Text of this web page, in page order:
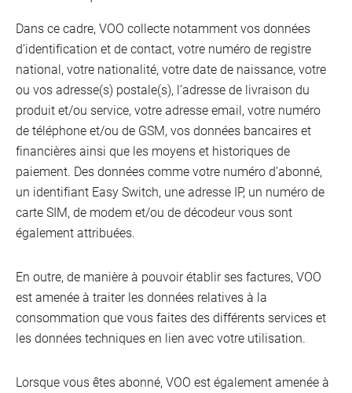
Dans ce cadre, VOO collecte notamment vos données
d’identification et de contact, votre numéro de registre
national, votre nationalité, votre date de naissance, votre
ou vos adresse(s) postale(s), l’adresse de livraison du
produit et/ou service, votre adresse email, votre numéro
de téléphone et/ou de GSM, vos données bancaires et
financières ainsi que les moyens et historiques de
paiement. Des données comme votre numéro d’abonné,
un identifiant Easy Switch, une adresse IP, un numéro de
carte SIM, de modem et/ou de décodeur vous sont
également attribuées.
En outre, de manière à pouvoir établir ses factures, VOO
est amenée à traiter les données relatives à la
consommation que vous faites des différents services et
les données techniques en lien avec votre utilisation.
Lorsque vous êtes abonné, VOO est également amenée à